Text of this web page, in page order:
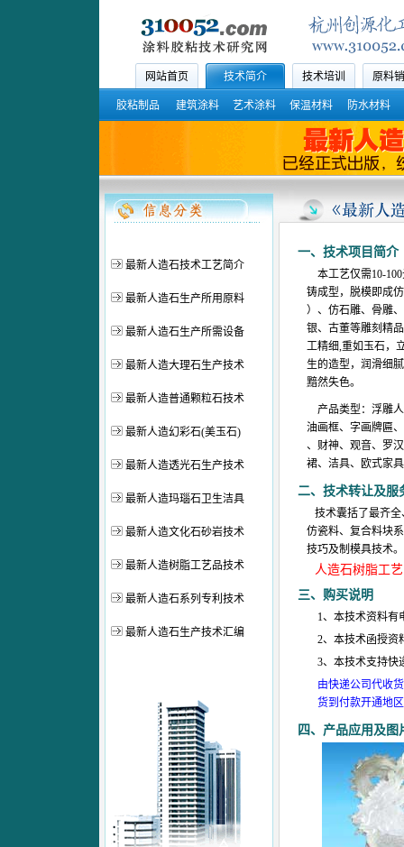
网站首页 技术简介 技术培训 原料
胶粘制品 建筑涂料 艺术涂料 保温材料 防水材料
最新人造石技术工艺简介
最新人造石生产所用原料
最新人造石生产所需设备
最新人造大理石生产技术
最新人造普通颗粒石技术
最新人造幻彩石(美玉石)
最新人造透光石生产技术
最新人造玛瑙石卫生洁具
最新人造文化石砂岩技术
最新人造树脂工艺品技术
最新人造石系列专利技术
最新人造石生产技术汇编
一、技术项目简介
本工艺仅需10-
铸成型，脱模即成
）、仿石雕、骨雕
银、古董等雕刻精
工精细,重如玉石，
生的造型，润滑细
黯然失色。
产品类型：浮雕
油画框、字画牌匾
、财神、观音、罗
裙、洁具、欧式家
二、 技术转让及服
技术囊括了最齐全
仿瓷料、复合料块
技巧及制模具技术。
人造石树脂工
三、购买说明
1、本技术资料有
2、本技术函授资
3、本技术支持快
由快递公司代收
货到付款开通地
四、产品应用及图